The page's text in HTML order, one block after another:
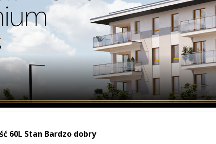
WYRÓŻNIONE
podajnik arkuszy: A4, A3; Podawanie ręczne: A4,
wydruków A1 na godzinę[1] - z ...
2025-
60L Stan Bardzo dobry